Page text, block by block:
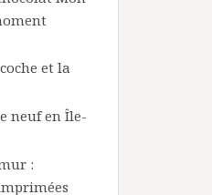
et la
neuf en Île-
: